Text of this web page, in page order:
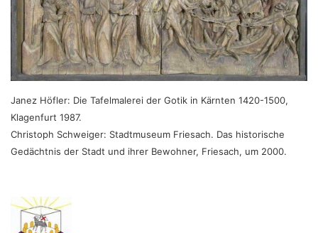
Janez Höfler: Die Tafelmalerei der Gotik in Kärnten 1420-1500,
Klagenfurt 1987.
Christoph Schweiger: Stadtmuseum Friesach. Das historische
Gedächtnis der Stadt und ihrer Bewohner, Friesach, um 2000.